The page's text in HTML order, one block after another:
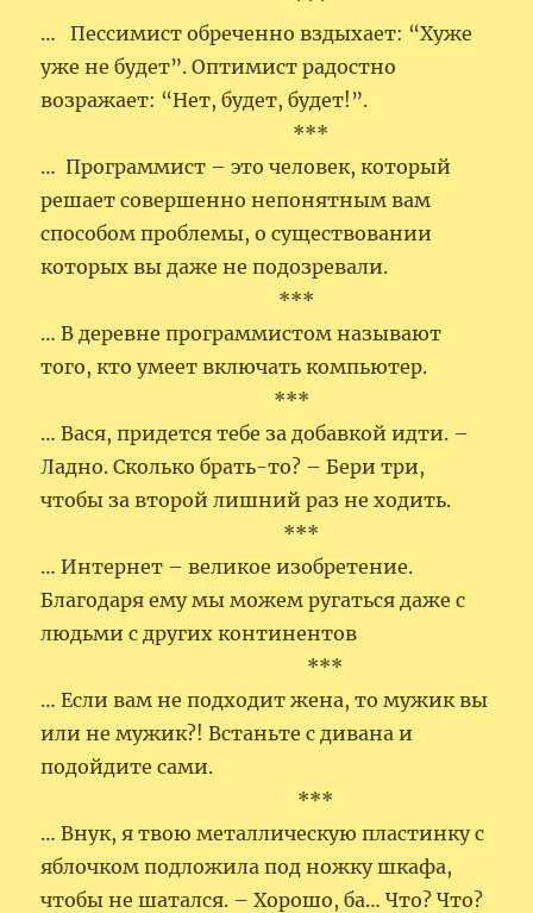
… Пессимист обреченно вздыхает: “Хуже
уже не будет”. Оптимист радостно
возражает: “Нет, будет, будет!”.
***
… Программист – это человек, который
решает совершенно непонятным вам
способом проблемы, о существовании
которых вы даже не подозревали.
***
… В деревне программистом называют
того, кто умеет включать компьютер.
***
… Вася, придется тебе за добавкой идти. –
Ладно. Сколько брать-то? – Бери три,
чтобы за второй лишний раз не ходить.
***
… Интернет – великое изобретение.
Благодаря ему мы можем ругаться даже с
людьми с других континентов
***
… Если вам не подходит жена, то мужик вы
или не мужик?! Встаньте с дивана и
подойдите сами.
***
… Внук, я твою металлическую пластинку с
яблочком подложила под ножку шкафа,
чтобы не шатался. – Хорошо, ба… Что? Что?